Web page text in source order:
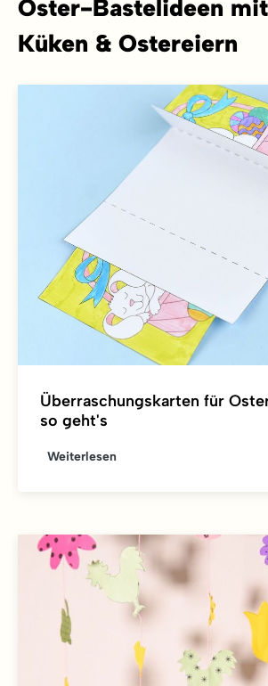
Oster-Bastelideen
Küken & Ostereiern
Überraschungskarten für
so geht's
Weiterlesen